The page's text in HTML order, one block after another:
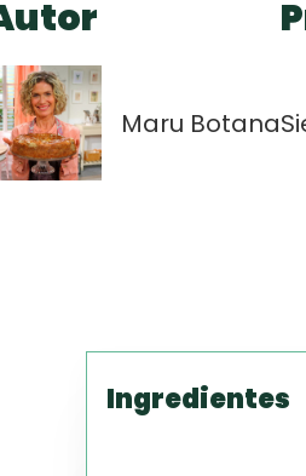
Maru Botana
Ingredientes